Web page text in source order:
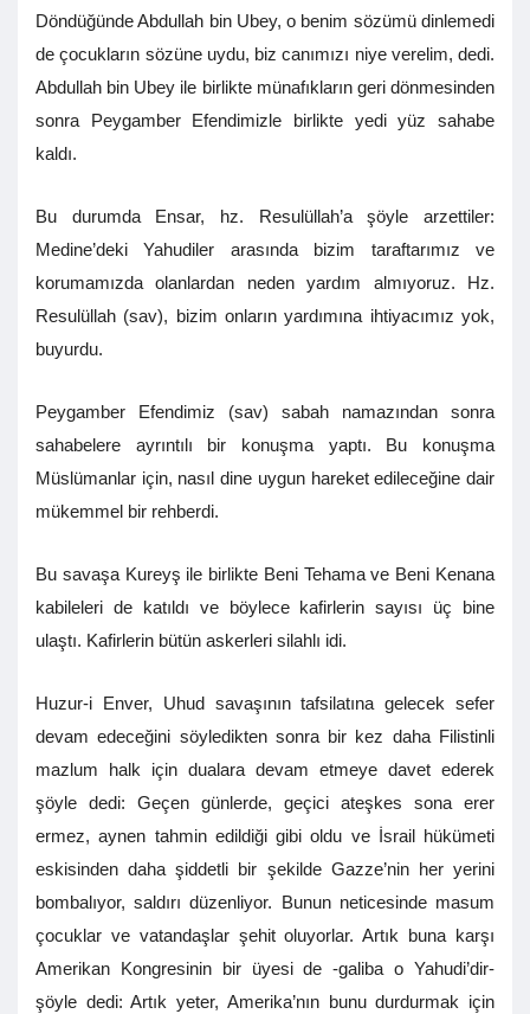
Döndüğünde Abdullah bin Ubey, o benim sözümü dinlemedi
de çocukların sözüne uydu, biz canımızı niye verelim, dedi.
Abdullah bin Ubey ile birlikte münafıkların geri dönmesinden
sonra Peygamber Efendimizle birlikte yedi yüz sahabe
kaldı.
Bu durumda Ensar, hz. Resulüllah’a şöyle arzettiler:
Medine’deki Yahudiler arasında bizim taraftarımız ve
korumamızda olanlardan neden yardım almıyoruz. Hz.
Resulüllah (sav), bizim onların yardımına ihtiyacımız yok,
buyurdu.
Peygamber Efendimiz (sav) sabah namazından sonra
sahabelere ayrıntılı bir konuşma yaptı. Bu konuşma
Müslümanlar için, nasıl dine uygun hareket edileceğine dair
mükemmel bir rehberdi.
Bu savaşa Kureyş ile birlikte Beni Tehama ve Beni Kenana
kabileleri de katıldı ve böylece kafirlerin sayısı üç bine
ulaştı. Kafirlerin bütün askerleri silahlı idi.
Huzur-i Enver, Uhud savaşının tafsilatına gelecek sefer
devam edeceğini söyledikten sonra bir kez daha Filistinli
mazlum halk için dualara devam etmeye davet ederek
şöyle dedi: Geçen günlerde, geçici ateşkes sona erer
ermez, aynen tahmin edildiği gibi oldu ve İsrail hükümeti
eskisinden daha şiddetli bir şekilde Gazze’nin her yerini
bombalıyor, saldırı düzenliyor. Bunun neticesinde masum
çocuklar ve vatandaşlar şehit oluyorlar. Artık buna karşı
Amerikan Kongresinin bir üyesi de -galiba o Yahudi’dir-
şöyle dedi: Artık yeter, Amerika’nın bunu durdurmak için